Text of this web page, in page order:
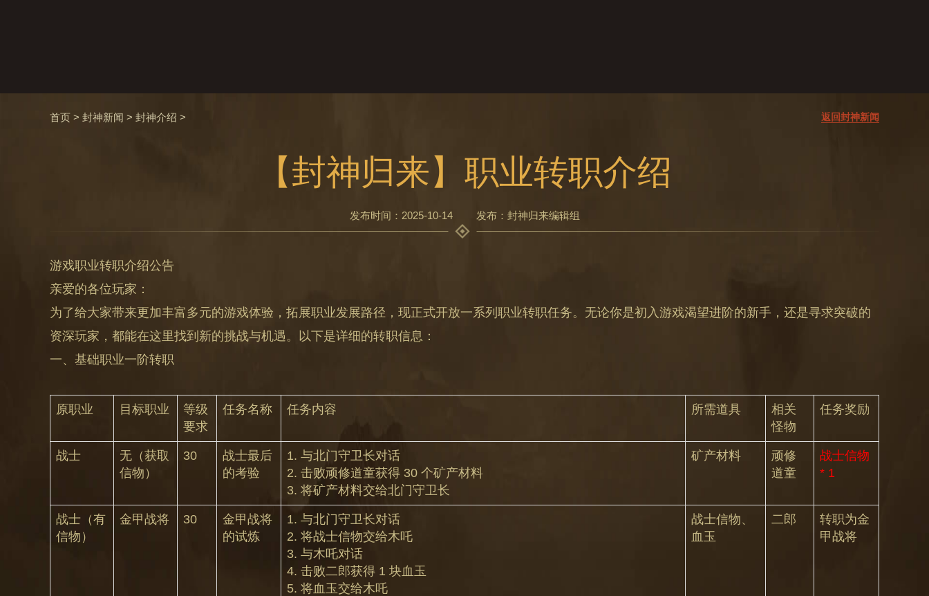
首页 > 封神新闻 > 封神介绍 > 返回封神新闻
【封神归来】职业转职介绍
发布时间：2025-10-14 发布：封神归来编辑组
游戏职业转职介绍公告
亲爱的各位玩家：
为了给大家带来更加丰富多元的游戏体验，拓展职业发展路径，现正式开放一系列职业转职任务。无论你是初入游戏渴望进阶的新手，还是寻求突破的
资深玩家，都能在这里找到新的挑战与机遇。以下是详细的转职信息：
一、基础职业一阶转职
原职业 目标职业
等级
要求
任务名称 任务内容 所需道具
相关
怪物
任务奖励
战士
无（获取
信物）
30
战士最后
的考验
1. 与北门守卫长对话
2. 击败顽修道童获得 30 个矿产材料
3. 将矿产材料交给北门守卫长
矿产材料
顽修
道童
战士信物
* 1
战士（有
信物）
金甲战将 30
金甲战将
的试炼
1. 与北门守卫长对话
2. 将战士信物交给木吒
3. 与木吒对话
4. 击败二郎获得 1 块血玉
5. 将血玉交给木吒
战士信物、
血玉
二郎
转职为金
甲战将